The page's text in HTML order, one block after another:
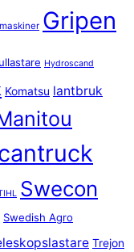
Gripen
Hydroscand
Komatsu lantbruk
Swecon
Swedish Agro
Trejon